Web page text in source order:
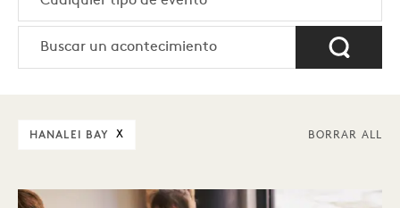
HANALEI BAY X BORRAR ALL